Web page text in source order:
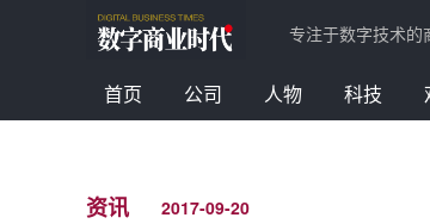
专注于数字技术的
首页 公司 人物 科技
资讯 2017-09-20